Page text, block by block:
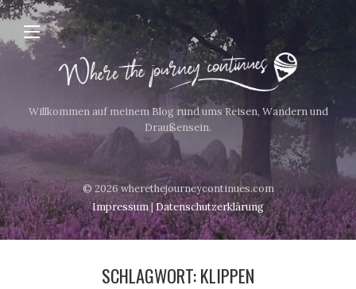
Willkommen auf meinem Blog rund ums Reisen, Wandern und
Draußensein.
© 2026 wherethejourneycontinues.com
Impressum|Datenschutzerklärung
SCHLAGWORT:KLIPPEN